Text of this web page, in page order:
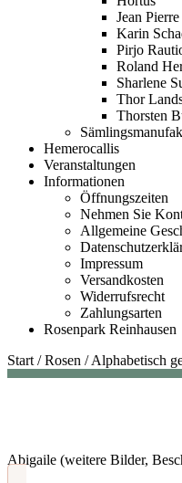
Jean
Karin
Pirjo
Roland
Sharlene
Thor
Thorsten
Hemerocallis
Veranstaltungen
Informationen
Öffnungszeiten
Nehmen Sie
Allgemeine
Impressum
Versandkosten
Widerrufsrecht
Zahlungsarten
Rosenpark Reinhausen
Start /Rosen /Alphabetisch
Abigaile (weitere Bilder,